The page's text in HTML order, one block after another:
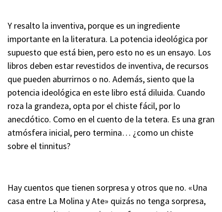
Y resalto la inventiva, porque es un ingrediente
importante en la literatura. La potencia ideológica por
supuesto que está bien, pero esto no es un ensayo. Los
libros deben estar revestidos de inventiva, de recursos
que pueden aburrirnos o no. Además, siento que la
potencia ideológica en este libro está diluida. Cuando
roza la grandeza, opta por el chiste fácil, por lo
anecdótico. Como en el cuento de la tetera. Es una gran
atmósfera inicial, pero termina… ¿como un chiste
sobre el tinnitus?
Hay cuentos que tienen sorpresa y otros que no. «Una
casa entre La Molina y Ate» quizás no tenga sorpresa,